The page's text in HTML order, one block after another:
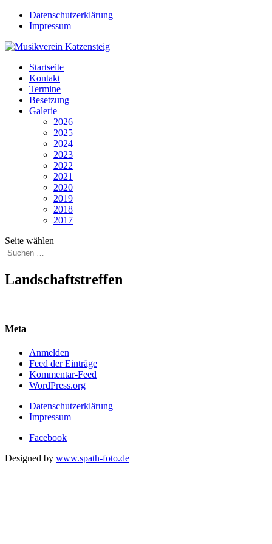
Datenschutzerklärung
Impressum
Startseite
Kontakt
Termine
Besetzung
Galerie
2026
2025
2024
2023
2022
2021
2020
2019
2018
2017
Seite wählen
Landschaftstreffen
Meta
Anmelden
Feed der Einträge
Kommentar-Feed
WordPress.org
Datenschutzerklärung
Impressum
Facebook
Designed by www.spath-foto.de